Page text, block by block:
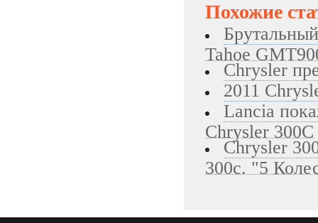
Похожие
Tahoe
Chrysler
2011
Lancia
Chrysler 300C
Chrysler
300c. "5